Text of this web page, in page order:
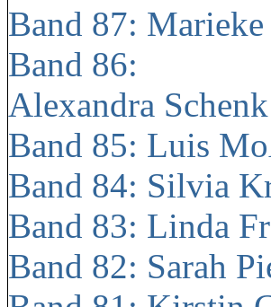
Band 87:
Band 86:
Alexandra Schenk
Band 85: Luis
Band 84: Silvia
Band 83: Linda
Band 82: Sarah